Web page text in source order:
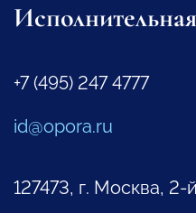
+7 (495) 247 4777
id@opora.ru
127473, г. Москва,